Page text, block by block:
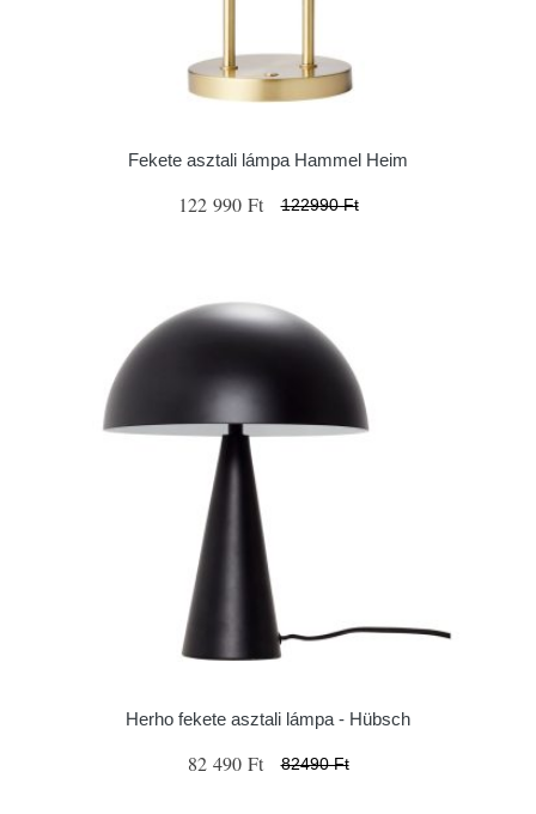
Fekete asztali lámpa Hammel Heim
122 990 Ft 122990 Ft
Herho fekete asztali lámpa - Hübsch
82 490 Ft 82490 Ft